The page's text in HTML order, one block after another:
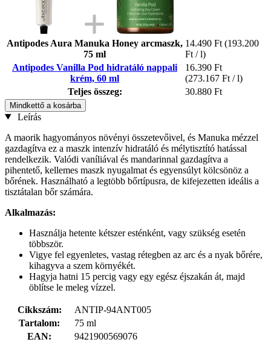
Antipodes Aura Manuka Honey arcmaszk,
75 ml
14.490 Ft (193.200
Ft / l)
Antipodes Vanilla Pod hidratáló nappali
krém, 60 ml
16.390 Ft
(273.167 Ft / l)
Teljes összeg:
30.880 Ft
Mindkettő a kosárba
Leírás
A maorik hagyományos növényi összetevőivel, és Manuka mézzel
gazdagítva ez a maszk intenzív hidratáló és mélytisztító hatással
rendelkezik. Valódi vaníliával és mandarinnal gazdagítva a
pihentető, kellemes maszk nyugalmat és egyensúlyt kölcsönöz a
bőrének. Használható a legtöbb bőrtípusra, de kifejezetten ideális a
tisztátalan bőr számára.
Alkalmazás:
Használja hetente kétszer esténként, vagy szükség esetén
többször.
Vigye fel egyenletes, vastag rétegben az arc és a nyak bőrére,
kihagyva a szem környékét.
Hagyja hatni 15 percig vagy egy egész éjszakán át, majd
öblítse le meleg vízzel.
Cikkszám:
ANTIP-94ANT005
Tartalom:
75 ml
EAN:
9421900569076